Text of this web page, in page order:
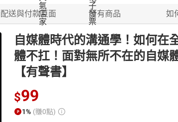
配送與付款頁面 所有商品 如
自媒體時代的溝通學！如何在
體不扛！面對無所不在的自媒
【有聲書】
$99
1% (賺0點)